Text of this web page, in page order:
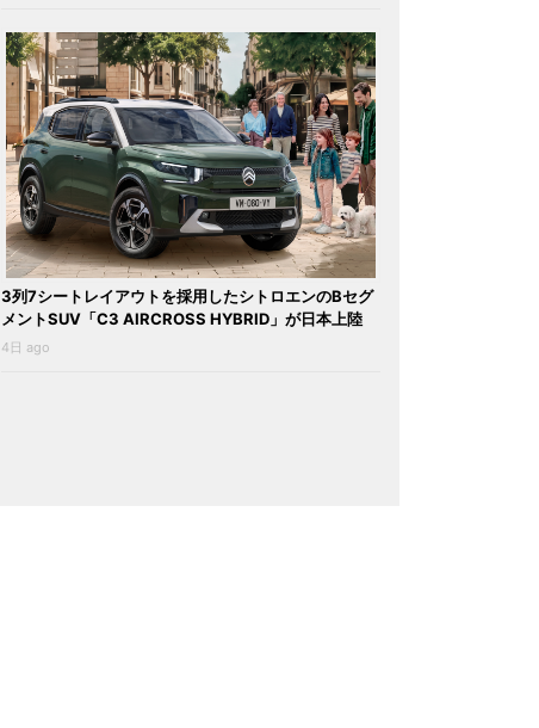
3列7シートレイアウトを採用したシトロエンのBセグ
メントSUV「C3 AIRCROSS HYBRID」が日本上陸
4日 ago